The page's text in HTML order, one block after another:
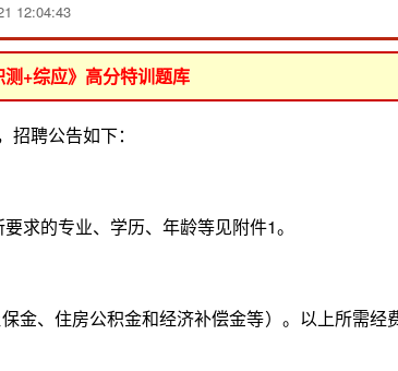
12:04:43
+综应》高分特训题库
聘公告如下：
的专业、学历、年龄等见附件1。
、住房公积金和经济补偿金等）。以上所需经